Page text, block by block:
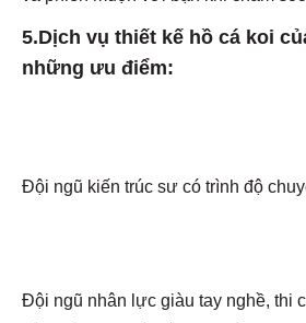
5.Dịch vụ thiết kế hồ cá koi
những ưu điểm:
Đội ngũ kiến trúc sư có trình độ
Đội ngũ nhân lực giàu tay nghề, thi